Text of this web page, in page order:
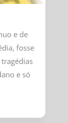
e de
fosse
e só